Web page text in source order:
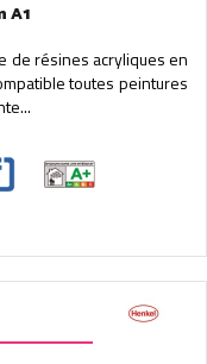
A1
de résines acryliques en
toutes peintures